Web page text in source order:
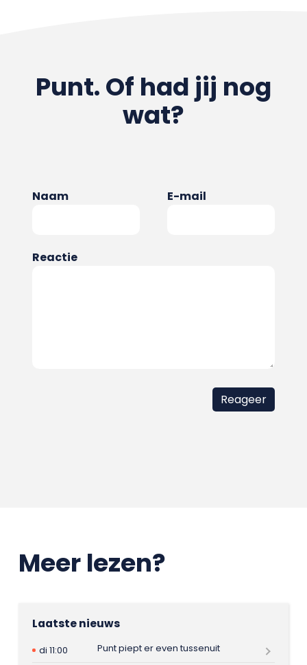
Punt. Of had jij nog
wat?
Naam E-mail
Reactie
Meer lezen?
Laatste nieuws
di 11:00
Punt piept er even tussenuit